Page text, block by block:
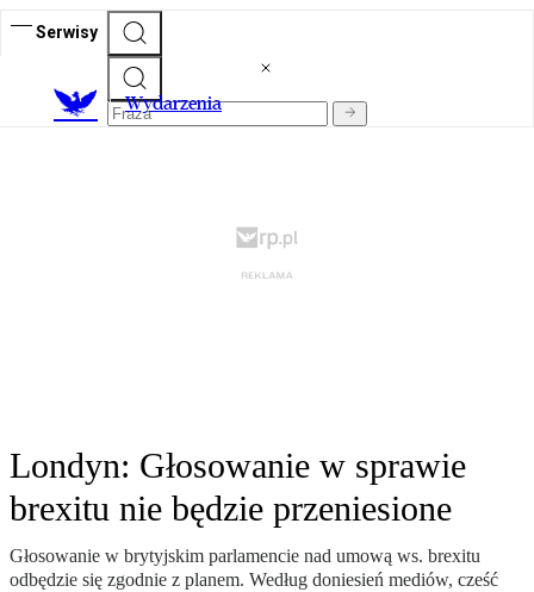
Serwisy
Wydarzenia
Londyn: Głosowanie w sprawie
brexitu nie będzie przeniesione
Głosowanie w brytyjskim parlamencie nad umową ws. brexitu
odbędzie się zgodnie z planem. Według doniesień mediów, cześć